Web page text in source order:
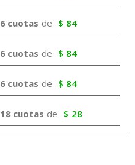
6 cuotas de $ 84
6 cuotas de $ 84
6 cuotas de $ 84
18 cuotas de $ 28